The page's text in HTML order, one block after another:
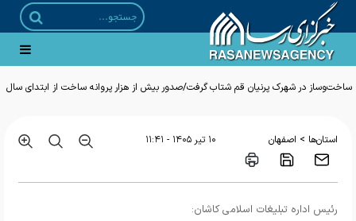
ساخت‌وساز در شهرک پرنیان قم شتاب گرفت/صدور بیش از هزار پروانه ساخت از ابتدای سال
استان‌ها > اصفهان ۱۰ تير ۱۴۰۵ - ۱۱:۴۱
رئیس اداره تبلیغات اسلامی کاشان: